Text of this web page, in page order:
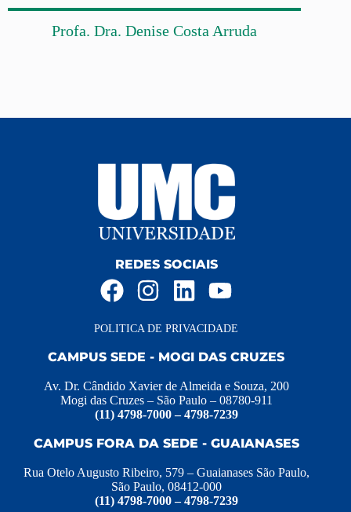
Profa. Dra. Denise Costa Arruda
REDES SOCIAIS
POLITICA DE PRIVACIDADE
CAMPUS SEDE - MOGI DAS CRUZES
Av. Dr. Cândido Xavier de Almeida e Souza, 200
Mogi das Cruzes – São Paulo – 08780-911
(11) 4798-7000 – 4798-7239
CAMPUS FORA DA SEDE - GUAIANASES
Rua Otelo Augusto Ribeiro, 579 – Guaianases São Paulo,
São Paulo, 08412-000
(11) 4798-7000 – 4798-7239